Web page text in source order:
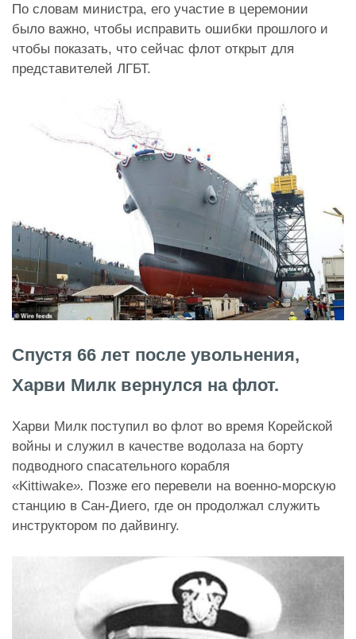
По словам министра, его участие в церемонии
было важно, чтобы исправить ошибки прошлого и
чтобы показать, что сейчас флот открыт для
представителей ЛГБТ.
Спустя 66 лет после увольнения,
Харви Милк вернулся на флот.
Харви Милк поступил во флот во время Корейской
войны и служил в качестве водолаза на борту
подводного спасательного корабля
«Kittiwake». Позже его перевели на военно-морскую
станцию ​​в Сан-Диего, где он продолжал служить
инструктором по дайвингу.